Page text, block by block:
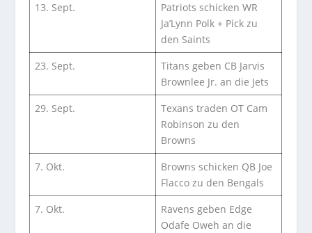
13. Sept.
Patriots schicken WR
Ja’Lynn Polk + Pick zu
den Saints
23. Sept.
Titans geben CB Jarvis
Brownlee Jr. an die Jets
29. Sept.
Texans traden OT Cam
Robinson zu den
Browns
7. Okt.
Browns schicken QB Joe
Flacco zu den Bengals
7. Okt.
Ravens geben Edge
Odafe Oweh an die